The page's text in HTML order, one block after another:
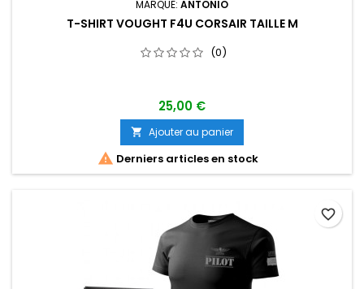
MARQUE: ANTONIO
T-SHIRT VOUGHT F4U CORSAIR TAILLE M
(0)
25,00 €
 Ajouter au panier
 Derniers articles en stock
favorite_border